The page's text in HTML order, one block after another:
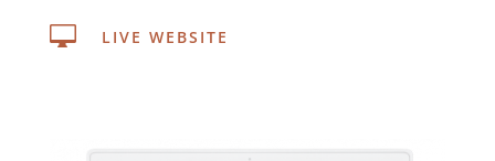
 LIVE WEBSITE